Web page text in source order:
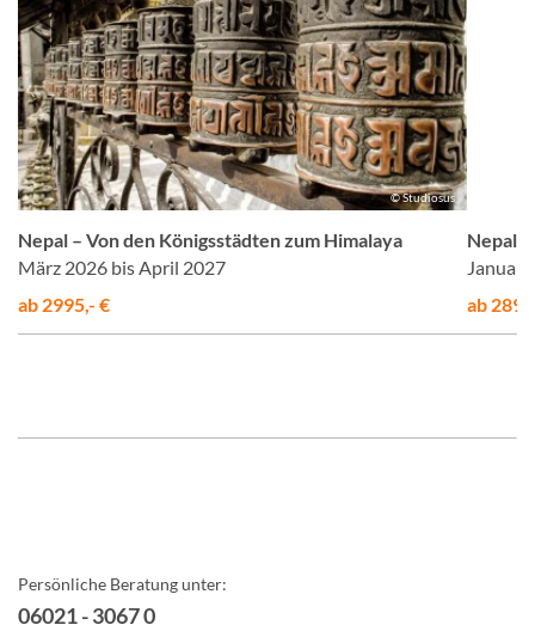
© Studiosus
Nepal – Von den Königsstädten zum Himalaya
März 2026 bis April 2027
ab 2995,- €
Nepal
Januar
ab
Persönliche Beratung unter:
06021 - 3067 0